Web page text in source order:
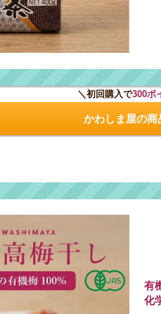
＼初回購入で300ポ
かわしま屋の商
有
化